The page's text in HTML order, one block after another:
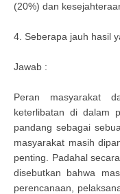
(20%) dan
4. Seberapa jauh hasil
Jawab :
Peran masyarakat
keterlibatan di dalam
pandang sebagai
masyarakat masih
penting. Padahal
disebutkan bahwa
perencanaan,